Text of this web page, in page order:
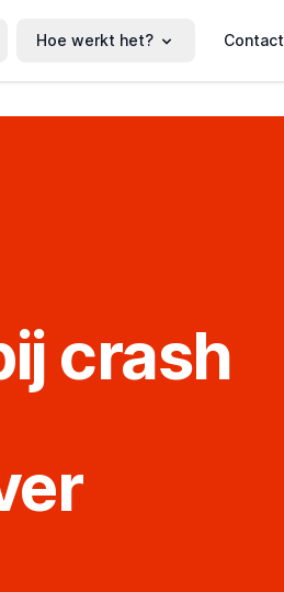
Hoe werkt het? Contact
crash